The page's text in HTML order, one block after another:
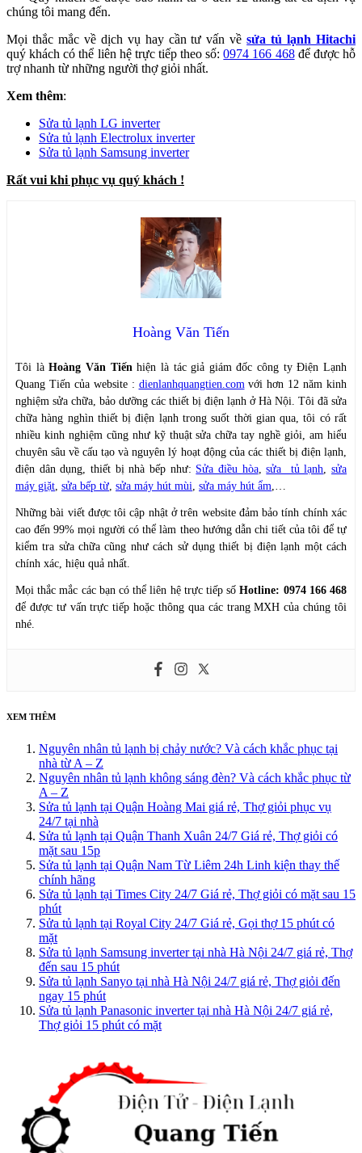
chúng tôi mang đến.
Mọi thắc mắc về dịch vụ hay cần tư vấn vềsửa tủ lạnh Hitachi
quý khách có thể liên hệ trực tiếp theo số:0974 166 468để được hỗ
trợ nhanh từ những người thợ giỏi nhất.
Xem thêm:
Sửa tủ lạnh LG inverter
Sửa tủ lạnh Electrolux inverter
Sửa tủ lạnh Samsung inverter
Rất vui khi phục vụ quý khách !
Hoàng Văn Tiến
Tôi làHoàng Văn Tiếnhiện là tác giả giám đốc công ty Điện Lạnh
Quang Tiến của website : dienlanhquangtien.comvới hơn 12 năm kinh
nghiệm sửa chữa, bảo dưỡng các thiết bị điện lạnh ở Hà Nội. Tôi đã sửa
chữa hàng nghìn thiết bị điện lạnh trong suốt thời gian qua, tôi có rất
nhiều kinh nghiệm cũng như kỹ thuật sửa chữa tay nghề giỏi, am hiểu
chuyên sâu về cấu tạo và nguyên lý hoạt động của các thiết bị điện lạnh,
điện dân dụng, thiết bị nhà bếp như: Sửa điều hòa,sửa tủ lạnh,sửa
máy giặt, sửa bếp từ, sửa máy hút mùi, sửa máy hút ẩm,…
Những bài viết được tôi cập nhật ở trên website đảm bảo tính chính xác
cao đến 99% mọi người có thể làm theo hướng dẫn chi tiết của tôi để tự
kiểm tra sửa chữa cũng như cách sử dụng thiết bị điện lạnh một cách
chính xác, hiệu quả nhất.
Mọi thắc mắc các bạn có thể liên hệ trực tiếp sốHotline: 0974 166 468
để được tư vấn trực tiếp hoặc thông qua các trang MXH của chúng tôi
nhé.
XEM THÊM
Nguyên nhân tủ lạnh bị chảy nước? Và cách khắc phục tại
nhà từ A – Z
Nguyên nhân tủ lạnh không sáng đèn? Và cách khắc phục từ
A – Z
Sửa tủ lạnh tại Quận Hoàng Mai giá rẻ, Thợ giỏi phục vụ
24/7 tại nhà
Sửa tủ lạnh tại Quận Thanh Xuân 24/7 Giá rẻ, Thợ giỏi có
mặt sau 15p
Sửa tủ lạnh tại Quận Nam Từ Liêm 24h Linh kiện thay thế
chính hãng
Sửa tủ lạnh tại Times City 24/7 Giá rẻ, Thợ giỏi có mặt sau 15
phút
Sửa tủ lạnh tại Royal City 24/7 Giá rẻ, Gọi thợ 15 phút có
mặt
Sửa tủ lạnh Samsung inverter tại nhà Hà Nội 24/7 giá rẻ, Thợ
đến sau 15 phút
Sửa tủ lạnh Sanyo tại nhà Hà Nội 24/7 giá rẻ, Thợ giỏi đến
ngay 15 phút
Sửa tủ lạnh Panasonic inverter tại nhà Hà Nội 24/7 giá rẻ,
Thợ giỏi 15 phút có mặt